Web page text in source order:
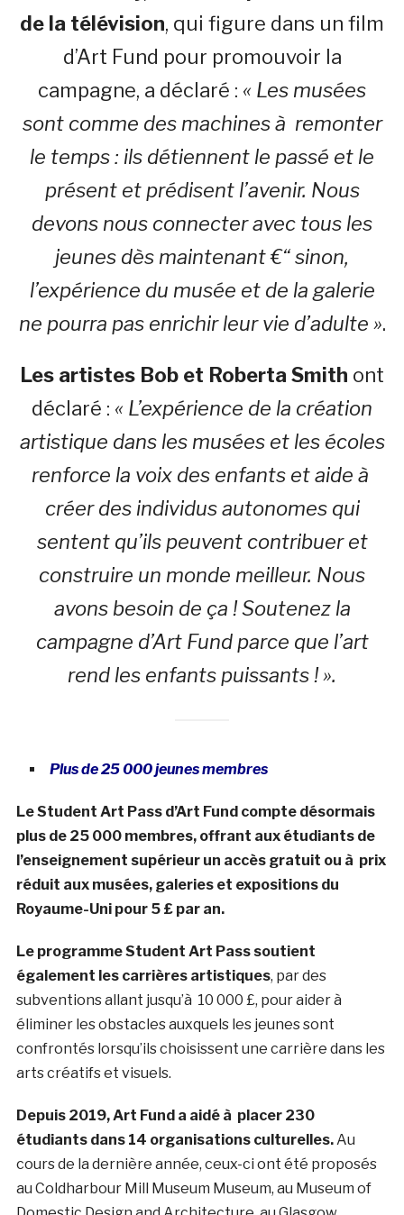
de la télévision, qui figure dans un film
d’Art Fund pour promouvoir la
campagne, a déclaré : « Les musées
sont comme des machines à remonter
le temps : ils détiennent le passé et le
présent et prédisent l’avenir. Nous
devons nous connecter avec tous les
jeunes dès maintenant €“ sinon,
l’expérience du musée et de la galerie
ne pourra pas enrichir leur vie d’adulte ».
Les artistes Bob et Roberta Smith ont
déclaré : « L’expérience de la création
artistique dans les musées et les écoles
renforce la voix des enfants et aide à
créer des individus autonomes qui
sentent qu’ils peuvent contribuer et
construire un monde meilleur. Nous
avons besoin de ça ! Soutenez la
campagne d’Art Fund parce que l’art
rend les enfants puissants ! ».
Plus de 25 000 jeunes membres
Le Student Art Pass d’Art Fund compte désormais
plus de 25 000 membres, offrant aux étudiants de
l’enseignement supérieur un accès gratuit ou à prix
réduit aux musées, galeries et expositions du
Royaume-Uni pour 5 £ par an.
Le programme Student Art Pass soutient
également les carrières artistiques, par des
subventions allant jusqu’à 10 000 £, pour aider à
éliminer les obstacles auxquels les jeunes sont
confrontés lorsqu’ils choisissent une carrière dans les
arts créatifs et visuels.
Depuis 2019, Art Fund a aidé à placer 230
étudiants dans 14 organisations culturelles.Au
cours de la dernière année, ceux-ci ont été proposés
au Coldharbour Mill Museum Museum, au Museum of